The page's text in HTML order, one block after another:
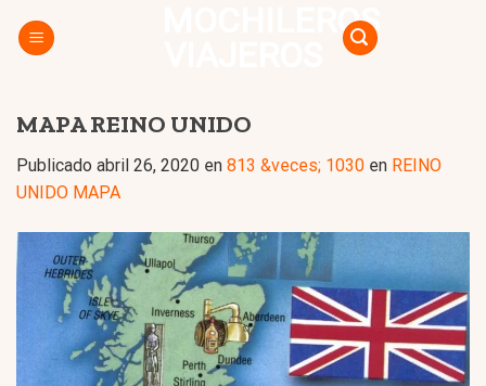
MOCHILEROS
MAPA REINO UNIDO
Publicado abril 26, 2020 en 813 &veces; 1030 en REINO
UNIDO MAPA